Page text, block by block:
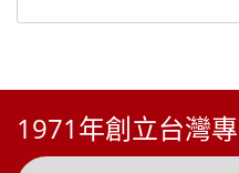
1971年創立台灣